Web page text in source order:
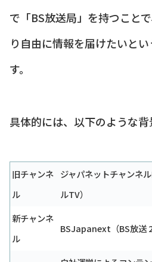
で「BS放送局」を持つこと
り自由に情報を届けたいと
す。
具体的には、以下のような背
旧チャンネ
ル
ジャパネットチャンネ
ルTV）
新チャンネ
ル
BSJapanext（BS放送